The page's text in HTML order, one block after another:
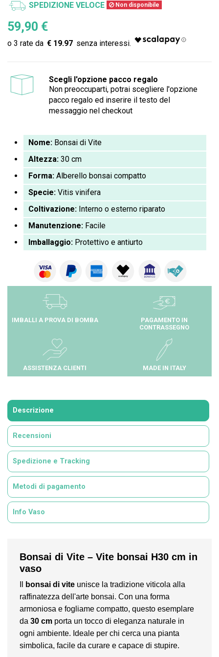
SPEDIZIONE VELOCE Non disponibile
59,90 €
€ 19.97
Scegli l'opzione pacco regalo
Non preoccuparti, potrai scegliere l'opzione
pacco regalo ed inserire il testo del
messaggio nel checkout
Nome: Bonsai di Vite
Altezza: 30 cm
Forma: Alberello bonsai compatto
Specie: Vitis vinifera
Coltivazione: Interno o esterno riparato
Manutenzione: Facile
Imballaggio: Protettivo e antiurto
IMBALLI A PROVA DI BOMBA
PAGAMENTO IN
CONTRASSEGNO
ASSISTENZA CLIENTI MADE IN ITALY
Descrizione
Recensioni
Spedizione e Tracking
Metodi di pagamento
Info Vaso
Bonsai di Vite – Vite bonsai H30 cm in
vaso
bonsai di vite unisce la tradizione viticola alla
raffinatezza dell'arte bonsai. Con una forma
armoniosa e fogliame compatto, questo esemplare
da 30 cm porta un tocco di eleganza naturale in
ogni ambiente. Ideale per chi cerca una pianta
simbolica, facile da curare e capace di stupire.